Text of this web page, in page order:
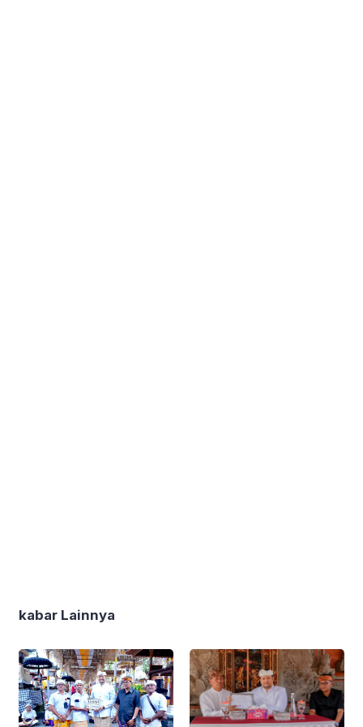
kabar Lainnya